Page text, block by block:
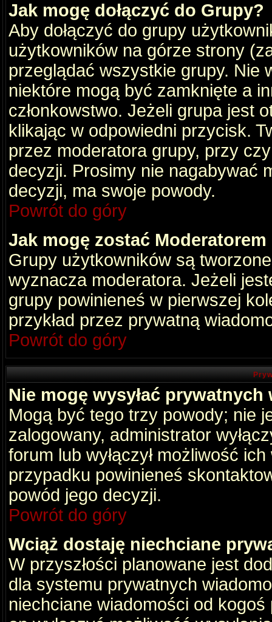
Jak mogę dołączyć do Grupy?
Aby dołączyć do grupy
użytkowników na górze strony
przeglądać wszystkie grupy. Nie
niektóre mogą być zamknięte a
członkowstwo. Jeżeli grupa jest
klikając w odpowiedni przycisk.
przez moderatora grupy, przy
decyzji. Prosimy nie nagabywać
decyzji, ma swoje powody.
Powrót do góry
Jak mogę zostać
Grupy użytkowników są
wyznacza moderatora. Jeżeli
grupy powinieneś w pierwszej
przykład przez prywatną
Powrót do góry
Nie mogę wysyłać
Mogą być tego trzy powody; nie
zalogowany, administrator
forum lub wyłączył możliwość
przypadku powinieneś
powód jego decyzji.
Powrót do góry
Wciąż dostaję niechciane
W przyszłości planowane jest
dla systemu prywatnych
niechciane wiadomości od